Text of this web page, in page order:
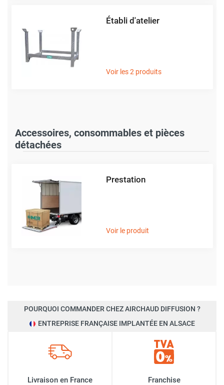
Établi d'atelier
Voir les 2 produits
Accessoires, consommables et pièces
détachées
Prestation
Voir le produit
POURQUOI COMMANDER CHEZ AIRCHAUD DIFFUSION ?
ENTREPRISE FRANÇAISE IMPLANTÉE EN ALSACE
Livraison en France
Franchise